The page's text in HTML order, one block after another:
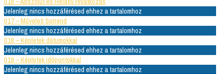
Jelenleg nincs hozzáférésed ehhez a tartalomhoz
017 – Műveleti Sorrend
Jelenleg nincs hozzáférésed ehhez a tartalomhoz
018 – Képletek dátumokkal
Jelenleg nincs hozzáférésed ehhez a tartalomhoz
019 – Képletek időpontokkal
Jelenleg nincs hozzáférésed ehhez a tartalomhoz